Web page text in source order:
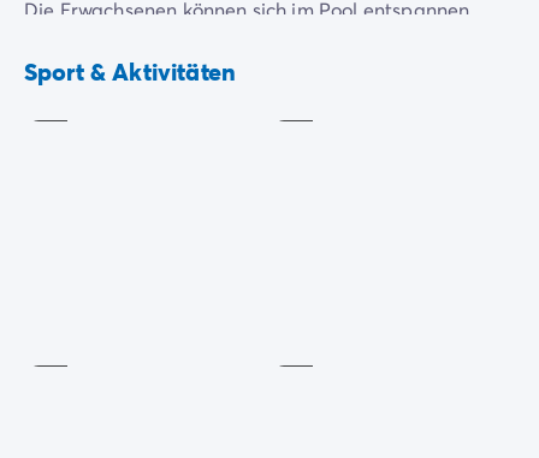
Die Erwachsenen können sich im Pool entspannen
messen.
Sport & Aktivitäten
Basketball